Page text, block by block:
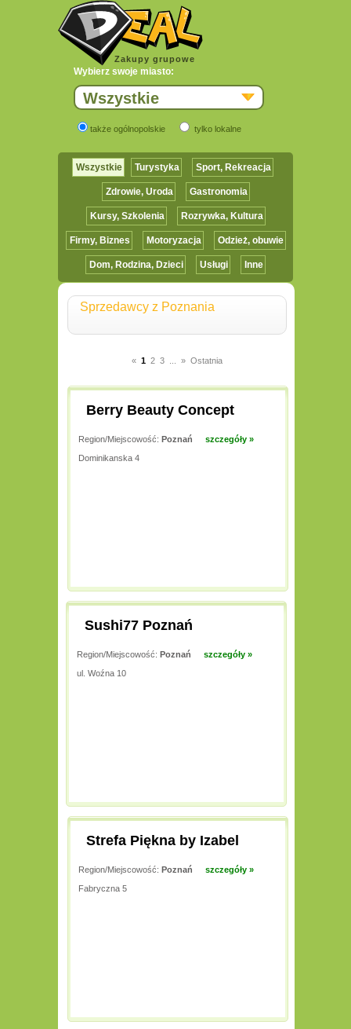
Zakupy grupowe
Wybierz swoje miasto:
Wszystkie
także ogólnopolskie tylko lokalne
Wszystkie Turystyka Sport, Rekreacja
Zdrowie, Uroda Gastronomia
Kursy, Szkolenia Rozrywka, Kultura
Firmy, Biznes Motoryzacja Odzież, obuwie
Dom, Rodzina, Dzieci Usługi Inne
Sprzedawcy z Poznania
« 1 2 3 » Ostatnia
Berry Beauty Concept
szczegóły »
Region/Miejscowość: Poznań
Dominikanska 4
Sushi77 Poznań
szczegóły »
Region/Miejscowość: Poznań
ul. Woźna 10
Strefa Piękna by Izabel
szczegóły »
Region/Miejscowość: Poznań
Fabryczna 5